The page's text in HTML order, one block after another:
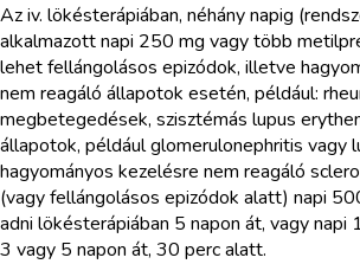
Az iv. lökésterápiában, néhány napig
alkalmazott napi 250 mg vagy több
lehet fellángolásos epizódok, illetve
nem reagáló állapotok esetén, például:
megbetegedések, szisztémás lupus
állapotok, például glomerulonephritis vagy
hagyományos kezelésre nem reagáló
(vagy fellángolásos epizódok alatt) napi
adni lökésterápiában 5 napon át, vagy napi
3 vagy 5 napon át, 30 perc alatt.